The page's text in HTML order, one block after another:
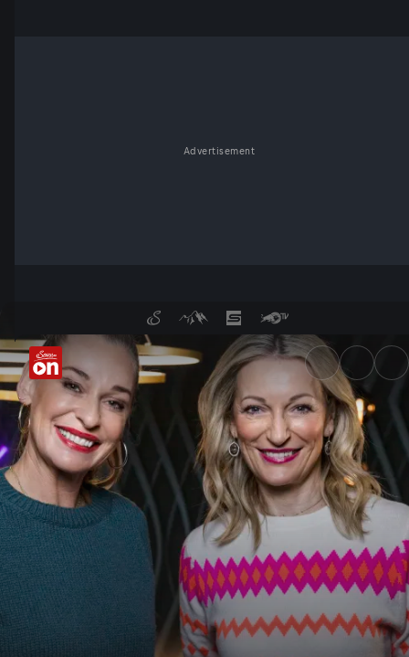
Advertisement
Mit Monika Gruber und